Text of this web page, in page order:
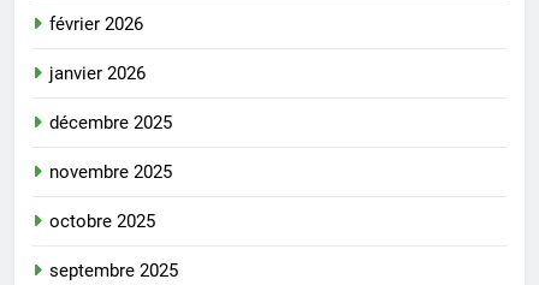
février 2026
janvier 2026
décembre 2025
novembre 2025
octobre 2025
septembre 2025